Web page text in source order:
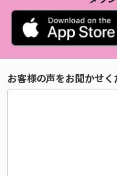
お客様の声をお聞かせく